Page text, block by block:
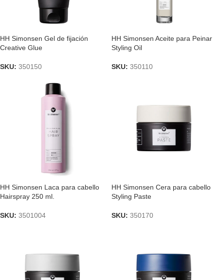
HH Simonsen Gel de fijación
Creative Glue
SKU: 350150
HH Simonsen Aceite para Peinar
Styling Oil
SKU: 350110
HH Simonsen Laca para cabello
Hairspray 250 ml.
SKU: 3501004
HH Simonsen Cera para cabello
Styling Paste
SKU: 350170